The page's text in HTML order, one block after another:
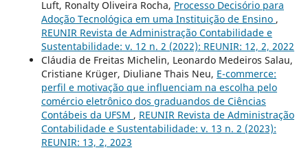
Luft, Ronalty Oliveira Rocha, Processo Decisório para
Adoção Tecnológica em uma Instituição de Ensino ,
REUNIR Revista de Administração Contabilidade e
Sustentabilidade: v. 12 n. 2 (2022): REUNIR: 12, 2, 2022
Cláudia de Freitas Michelin, Leonardo Medeiros Salau,
Cristiane Krüger, Diuliane Thais Neu, E-commerce:
perfil e motivação que influenciam na escolha pelo
comércio eletrônico dos graduandos de Ciências
Contábeis da UFSM , REUNIR Revista de Administração
Contabilidade e Sustentabilidade: v. 13 n. 2 (2023):
REUNIR: 13, 2, 2023